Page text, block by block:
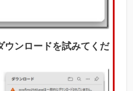
ウンロードを試みてくだ